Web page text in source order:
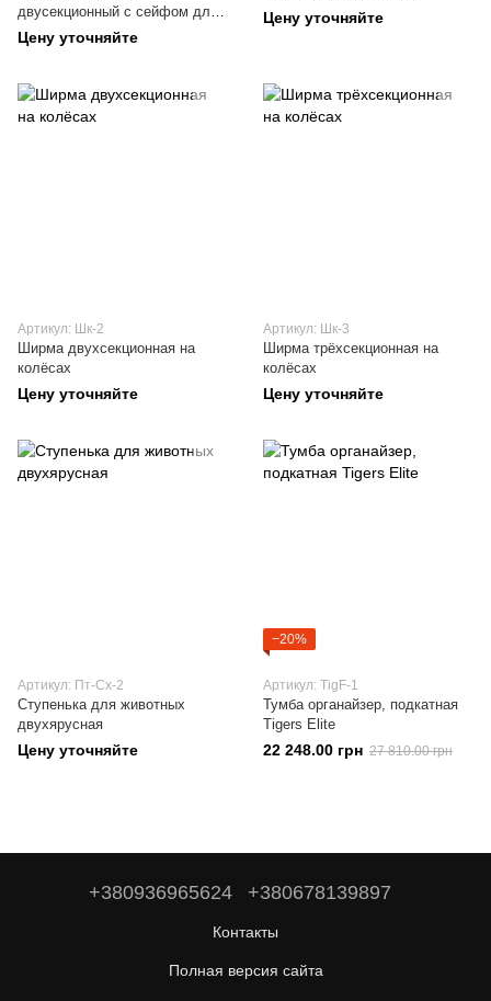
двусекционный с сейфом для
ветеринарных кабинетов
Цену уточняйте
Цену уточняйте
Артикул: Шк-2
Ширма двухсекционная на
колёсах
Цену уточняйте
Артикул: Шк-3
Ширма трёхсекционная на
колёсах
Цену уточняйте
Артикул: Пт-Сх-2
Ступенька для животных
двухярусная
Цену уточняйте
−20%
Артикул: TigF-1
Тумба органайзер, подкатная
Tigers Elite
22 248.00 грн 27 810.00 грн
+380936965624 +380678139897
Контакты
Полная версия сайта